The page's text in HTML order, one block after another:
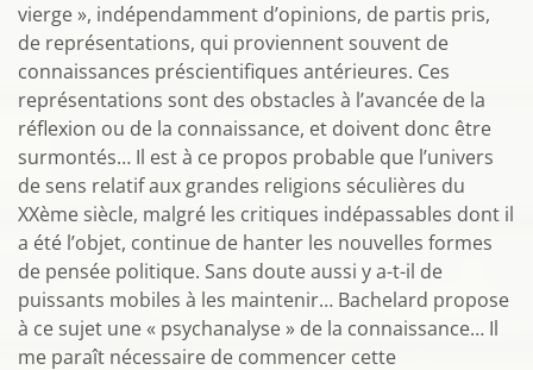
vierge », indépendamment d’opinions, de partis pris,
de représentations, qui proviennent souvent de
connaissances préscientifiques antérieures. Ces
représentations sont des obstacles à l’avancée de la
réflexion ou de la connaissance, et doivent donc être
surmontés… Il est à ce propos probable que l’univers
de sens relatif aux grandes religions séculières du
XXème siècle, malgré les critiques indépassables dont il
a été l’objet, continue de hanter les nouvelles formes
de pensée politique. Sans doute aussi y a-t-il de
puissants mobiles à les maintenir… Bachelard propose
à ce sujet une « psychanalyse » de la connaissance… Il
me paraît nécessaire de commencer cette